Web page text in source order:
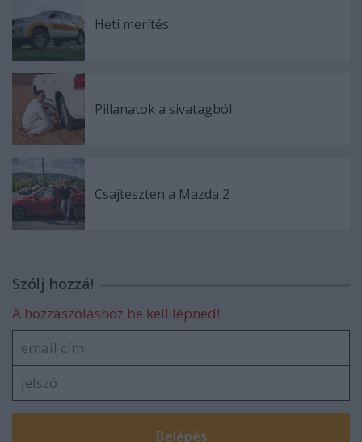
Heti merítés
Pillanatok a sivatagból
Csajteszten a Mazda 2
Szólj hozzá!
A hozzászóláshoz be kell lépned!